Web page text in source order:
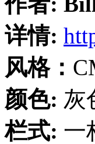
详情:
风格：
颜色: 灰
栏式: 一